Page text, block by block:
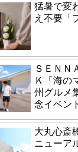
猛暑で変
え不要「
ＳＥＮＮ
Ｋ「海の
州グルメ
念イベン
大丸心斎
ニューア